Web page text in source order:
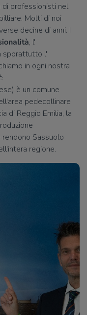
di professionisti nel
Molti di noi
decine di anni. I
, l'
spprattutto l'
in ogni nostra
è un comune
pedecollinare
di Reggio Emilia, la
Sassuolo
regione.